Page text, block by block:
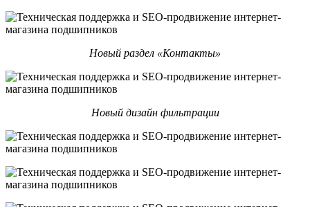
Новый раздел «Контакты»
Новый дизайн фильтрации